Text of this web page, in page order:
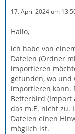
17. April 2024 um
Hallo,
ich habe von
Dateien (Ordner
importieren
gefunden, wo und
importieren kann.
Betterbird (Import
das m.E. nicht zu.
Dateien einen
möglich ist.